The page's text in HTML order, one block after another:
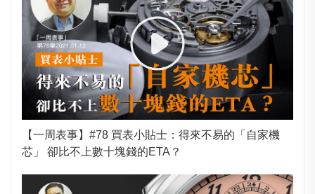
【一周表事】#78 買表小貼士：得來不易的「自家機
芯」 卻比不上數十塊錢的ETA？